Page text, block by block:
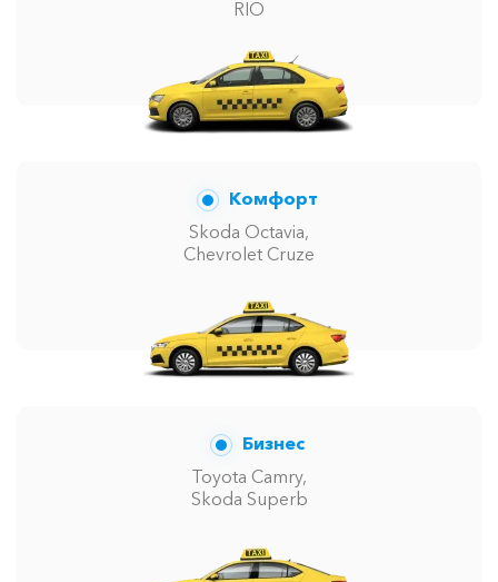
RIO
Комфорт
Skoda Octavia,
Chevrolet Cruze
Бизнес
Toyota Camry,
Skoda Superb